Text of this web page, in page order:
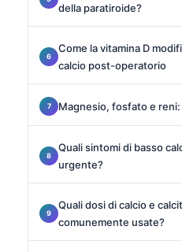
della paratiroide?
Come la vitamina D
calcio post-operatorio
Magnesio, fosfato e
Quali sintomi di basso
urgente?
Quali dosi di calcio e
comunemente usate?